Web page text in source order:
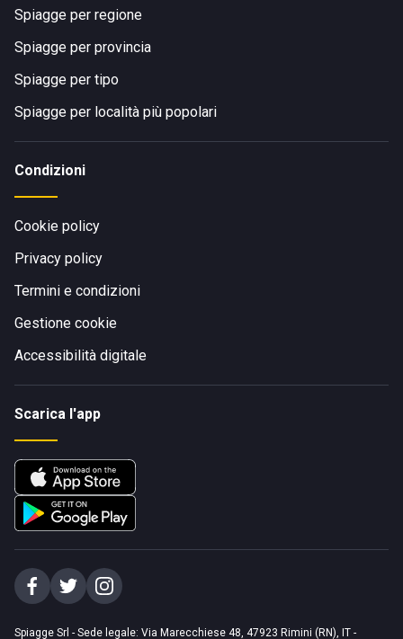
Spiagge per regione
Spiagge per provincia
Spiagge per tipo
Spiagge per località più popolari
Condizioni
Cookie policy
Privacy policy
Termini e condizioni
Gestione cookie
Accessibilità digitale
Scarica l'app
Spiagge Srl - Sede legale: Via Marecchiese 48, 47923 Rimini (RN), IT -